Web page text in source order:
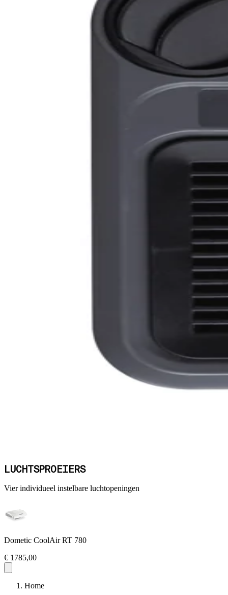
LUCHTSPROEIERS
Vier individueel instelbare luchtopeningen
Dometic CoolAir RT 780
€ 1785,00
Home